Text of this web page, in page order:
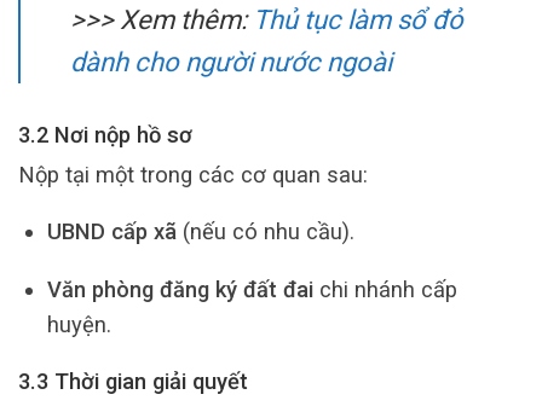
>>> Xem thêm: Thủ tục làm sổ đỏ
dành cho người nước ngoài
3.2 Nơi nộp hồ sơ
Nộp tại một trong các cơ quan sau:
UBND cấp xã (nếu có nhu cầu).
Văn phòng đăng ký đất đaichi nhánh cấp
huyện.
3.3 Thời gian giải quyết